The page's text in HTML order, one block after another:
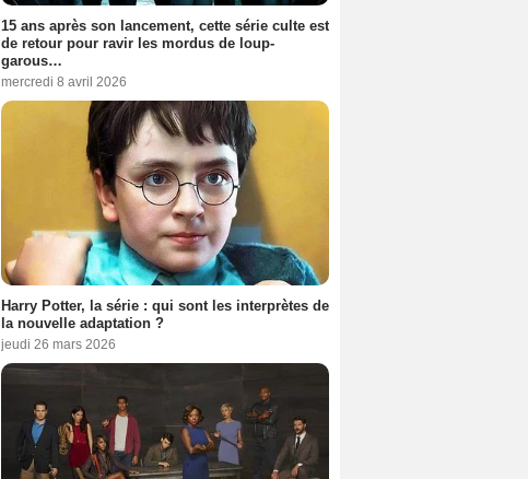
15 ans après son lancement, cette série culte est
de retour pour ravir les mordus de loup-
garous…
mercredi 8 avril 2026
Harry Potter, la série : qui sont les interprètes de
la nouvelle adaptation ?
jeudi 26 mars 2026